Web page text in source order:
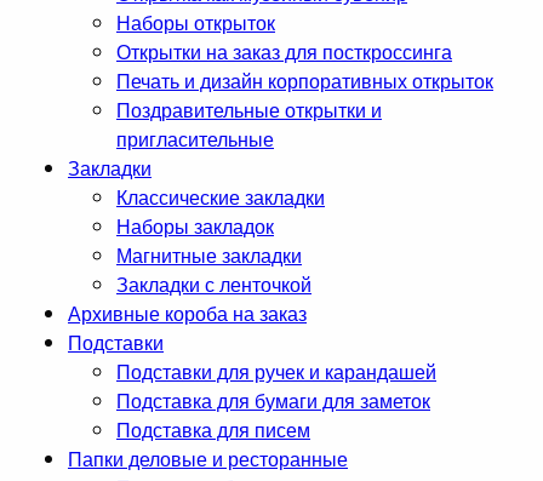
Наборы открыток
Открытки на заказ для посткроссинга
Печать и дизайн корпоративных открыток
Поздравительные открытки и
пригласительные
Закладки
Классические закладки
Наборы закладок
Магнитные закладки
Закладки с ленточкой
Архивные короба на заказ
Подставки
Подставки для ручек и карандашей
Подставка для бумаги для заметок
Подставка для писем
Папки деловые и ресторанные